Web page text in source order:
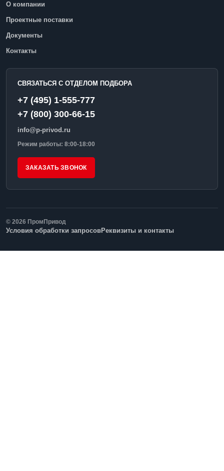
О компании
Проектные поставки
Документы
Контакты
СВЯЗАТЬСЯ С ОТДЕЛОМ ПОДБОРА
+7 (495) 1-555-777
+7 (800) 300-66-15
info@p-privod.ru
Режим работы: 8:00-18:00
ЗАКАЗАТЬ ЗВОНОК
© 2026 ПромПривод
Условия обработки запросовРеквизиты и контакты